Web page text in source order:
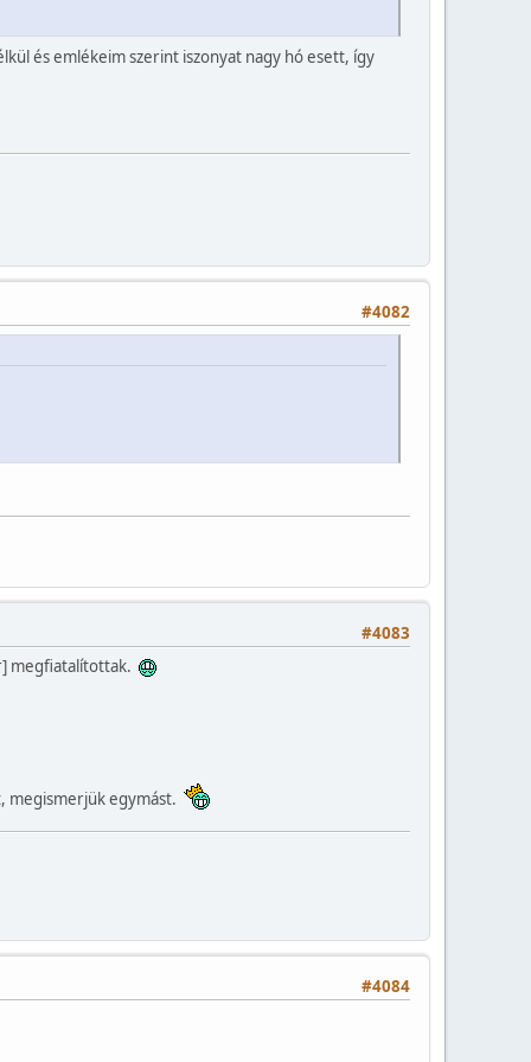
és emlékeim szerint iszonyat nagy hó esett, így
#4082
#4083
megfiatalítottak.
megismerjük egymást.
#4084